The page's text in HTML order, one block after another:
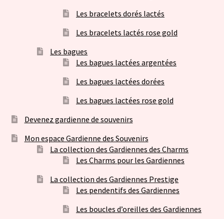
Les bracelets dorés lactés
Les bracelets lactés rose gold
Les bagues
Les bagues lactées argentées
Les bagues lactées dorées
Les bagues lactées rose gold
Devenez gardienne de souvenirs
Mon espace Gardienne des Souvenirs
La collection des Gardiennes des Charms
Les Charms pour les Gardiennes
La collection des Gardiennes Prestige
Les pendentifs des Gardiennes
Les boucles d’oreilles des Gardiennes